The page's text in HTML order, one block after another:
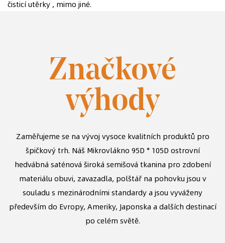
čisticí utěrky , mimo jiné.
Značkové
výhody
Zaměřujeme se na vývoj vysoce kvalitních produktů pro
špičkový trh. Náš Mikrovlákno 95D * 105D ostrovní
hedvábná saténová široká semišová tkanina pro zdobení
materiálu obuvi, zavazadla, polštář na pohovku jsou v
souladu s mezinárodními standardy a jsou vyváženy
především do Evropy, Ameriky, Japonska a dalších destinací
po celém světě.